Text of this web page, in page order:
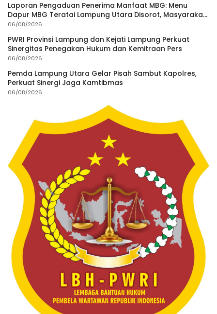
Laporan Pengaduan Penerima Manfaat MBG: Menu
Dapur MBG Teratai Lampung Utara Disorot, Masyarakat
Minta Satgas Lakukan Investigasi
06/08/2026
PWRI Provinsi Lampung dan Kejati Lampung Perkuat
Sinergitas Penegakan Hukum dan Kemitraan Pers
06/08/2026
Pemda Lampung Utara Gelar Pisah Sambut Kapolres,
Perkuat Sinergi Jaga Kamtibmas
06/08/2026